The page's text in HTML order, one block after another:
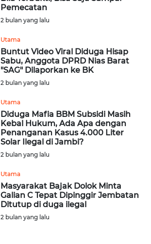
Pemecatan
2 bulan yang lalu
Utama
Buntut Video Viral Diduga Hisap
Sabu, Anggota DPRD Nias Barat
"SAG" Dilaporkan ke BK
2 bulan yang lalu
Utama
Diduga Mafia BBM Subsidi Masih
Kebal Hukum, Ada Apa dengan
Penanganan Kasus 4.000 Liter
Solar Ilegal di Jambi?
2 bulan yang lalu
Utama
Masyarakat Bajak Dolok Minta
Galian C Tepat Dipinggir Jembatan
Ditutup di duga ilegal
2 bulan yang lalu